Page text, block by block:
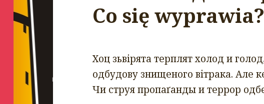
Co się
Хоц зьвірята терплят холод и
одбудову знищеного вітрака. Але
Чи струя пропаґанды и террор